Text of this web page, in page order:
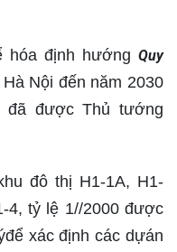
hóa định hướng Quy
Nội đến năm 2030
đã được Thủ tướng
đô thị H1-1A, H1-
4, tỷ lệ 1//2000 được
xác định các dựán